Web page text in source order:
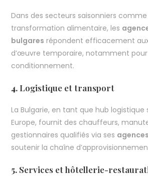
Dans des secteurs saisonniers
transformation alimentaire, les
bulgares répondent efficacement
d’œuvre temporaire, notamment
conditionnement.
4. Logistique et transport
La Bulgarie, en tant que hub
Europe, fournit des chauffeurs,
gestionnaires qualifiés via ses
soutenir la chaîne
5. Services et hôtellerie-